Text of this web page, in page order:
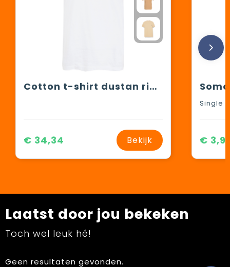
Cotton t-shirt dustan river
€ 34,34 Bekijk €
Laatst door jou bekeken
Toch wel leuk hé!
Geen resultaten gevonden.